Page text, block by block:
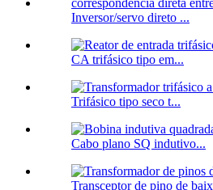
Inversor/servo direto ...
CA trifásico tipo em...
Trifásico tipo seco t...
Cabo plano SQ indutivo...
Transceptor de pino de